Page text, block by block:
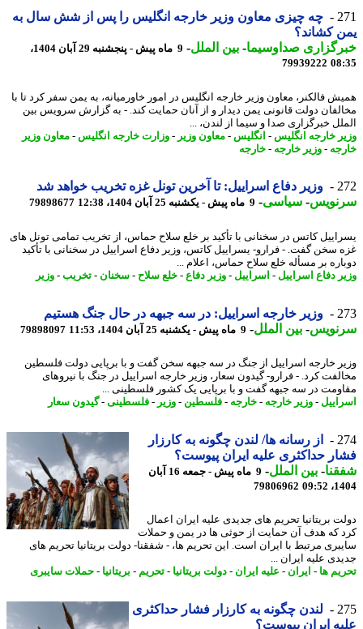
چه چیزی معاون وزیر خارجه انگلیس را پس از شش سال به
کشاند؟
صداوسیما-بین الملل-
9 ماه پیش - پنجشنبه 29 آبان 1404،
79939222
فالکنر، معاون وزیر خارجه انگلیس در امور خاورمیانه، به یمن سفر کرد تا با
دولت قانونی یمن دیدار و از آنان حمایت کند. - به گزارش سرویس بین
خبرگزاری صدا و سیما از لندن، ...
خارجه انگلیس-انگلیس-معاون وزیر - وزارت خارجه انگلیس-معاون وزیر
-وزیر خارجه-خارجه
وزیر دفاع اسراییل: تا آخرین تونل غزه تخریب خواهد شد
-سیاسی-9 ماه پیش - یکشنبه 25 آبان 1404، 12:38 79898677
کاتس در سخنانی با تأکید بر خلع سلاح حماس، از تخریب تمامی تونل های
سخن گفت. - فرارو- یسراییل کاتس، وزیر دفاع اسراییل در سخنانی با تأکید
بر مسأله خلع سلاح حماس، اعلام ...
دفاع اسراییل
-اسراییل -وزیر دفاع -خلع سلاح-سخنان-تخریب-وزیر
وزیر خارجه اسراییل: در سه جبهه در حال جنگ هستیم
-بین الملل-9 ماه پیش - یکشنبه 25 آبان 1404، 11:53 79898097
خارجه اسراییل از جنگ در سه جبهه سخن گفت و با برپایی دولت فلسطین
کرد. - فرارو- گیدون سعار، وزیر خارجه اسراییل در جنگ با نیروهای
در سه جبهه گفت و با برپایی یک کشور فلسطینی ...
-وزیر خارجه-خارجه-فلسطین-وزیر - فلسطینی-گیدون سعار
از رسانه ها/ لندن چگونه به کارزار
حداکثری علیه ایران پیوست؟
-بین الملل-
9 ماه پیش - جمعه 16 آبان
79806962
بریتانیا تحریم های جدیدی علیه ایران اعمال
که هدف آن حمایت از حوثی ها در یمن و حملات
مرتبط با ایران است. این تحریم ها، - شفقنا- دولت بریتانیا تحریم های
علیه ایران ...
ها- ایران - علیه ایران - دولت بریتانیا -تحریم- بریتانیا -حملات سایبری
لندن چگونه به کارزار فشار حداکثری
ایران پیوست؟